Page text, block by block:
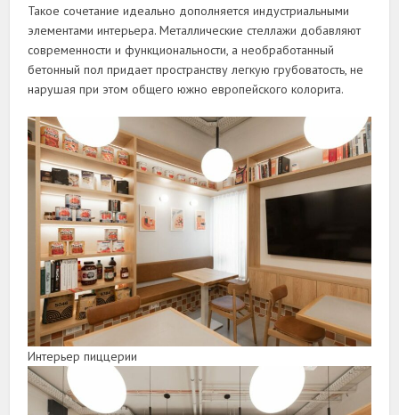
Такое сочетание идеально дополняется индустриальными
элементами интерьера. Металлические стеллажи добавляют
современности и функциональности, а необработанный
бетонный пол придает пространству легкую грубоватость, не
нарушая при этом общего южно европейского колорита.
Интерьер пиццерии